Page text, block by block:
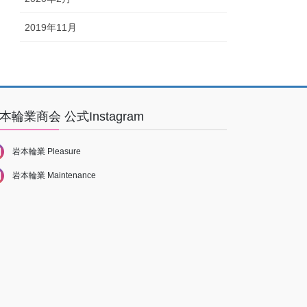
2019年11月
輪業商会 公式Instagram
岩本輪業 Pleasure
岩本輪業 Maintenance